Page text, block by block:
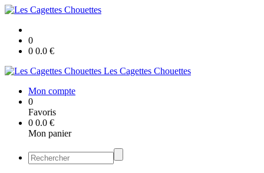
0
0 0.0 €
Les Cagettes Chouettes
Mon compte
0
Favoris
0 0.0 €
Mon panier